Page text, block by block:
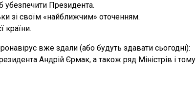
Президента.
зі своїм «найближчим» оточенням.
країни.
вже здали (або будуть здавати сьогодні):
Андрій Єрмак, а також ряд Міністрів і тому